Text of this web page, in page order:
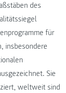
des
für
insbesondere
Sie
weltweit sind